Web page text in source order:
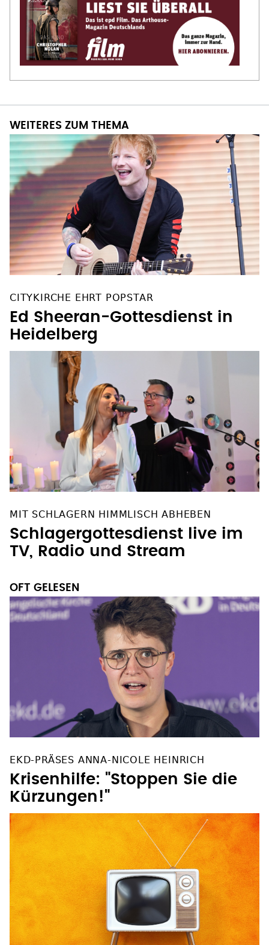
WEITERES ZUM THEMA
CITYKIRCHE EHRT POPSTAR
Ed Sheeran-Gottesdienst in
Heidelberg
MIT SCHLAGERN HIMMLISCH ABHEBEN
Schlagergottesdienst live im
TV, Radio und Stream
OFT GELESEN
EKD-PRÄSES ANNA-NICOLE HEINRICH
Krisenhilfe: "Stoppen Sie die
Kürzungen!"